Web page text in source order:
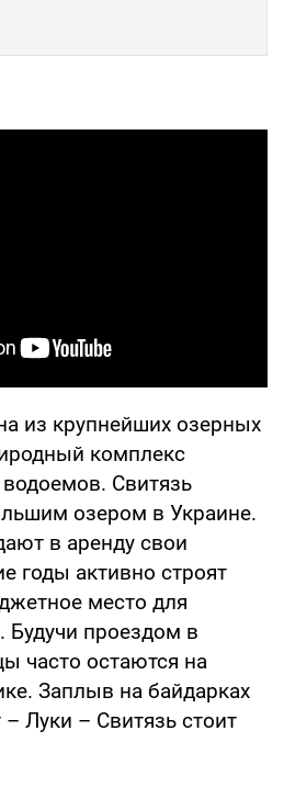
из крупнейших озерных
комплекс
Свитязь
озером в Украине.
в аренду свои
годы активно строят
место для
Будучи проездом в
часто остаются на
Заплыв на байдарках
Луки – Свитязь стоит